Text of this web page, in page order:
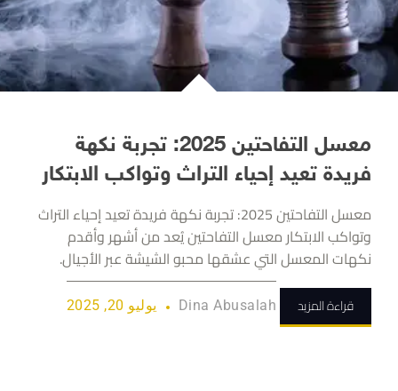
معسل التفاحتين 2025: تجربة نكهة
فريدة تعيد إحياء التراث وتواكب الابتكار
معسل التفاحتين 2025: تجربة نكهة فريدة تعيد إحياء التراث
وتواكب الابتكار معسل التفاحتين يُعد من أشهر وأقدم
نكهات المعسل التي عشقها محبو الشيشة عبر الأجيال.
قراءة المزيد Dina Abusalah يوليو 20, 2025